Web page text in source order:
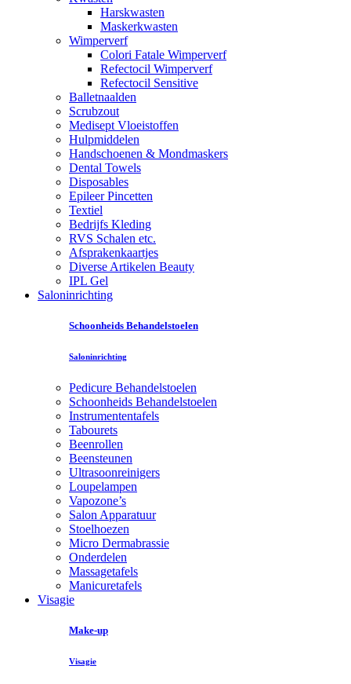
Harskwasten
Maskerkwasten
Wimperverf
Colori Fatale Wimperverf
Refectocil Wimperverf
Refectocil Sensitive
Balletnaalden
Scrubzout
Medisept Vloeistoffen
Hulpmiddelen
Handschoenen & Mondmaskers
Dental Towels
Disposables
Epileer Pincetten
Textiel
Bedrijfs Kleding
RVS Schalen etc.
Afsprakenkaartjes
Diverse Artikelen Beauty
IPL Gel
Saloninrichting
Schoonheids Behandelstoelen
Saloninrichting
Pedicure Behandelstoelen
Schoonheids Behandelstoelen
Instrumententafels
Tabourets
Beenrollen
Beensteunen
Ultrasoonreinigers
Loupelampen
Vapozone’s
Salon Apparatuur
Stoelhoezen
Micro Dermabrassie
Onderdelen
Massagetafels
Manicuretafels
Visagie
Make-up
Visagie